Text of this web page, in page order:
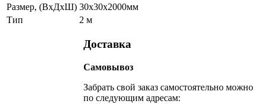
Размер, (ВхДхШ) 30х30х2000мм
Тип
2 м
Доставка
Самовывоз
Забрать свой заказ самостоятельно можно
по следующим адресам: